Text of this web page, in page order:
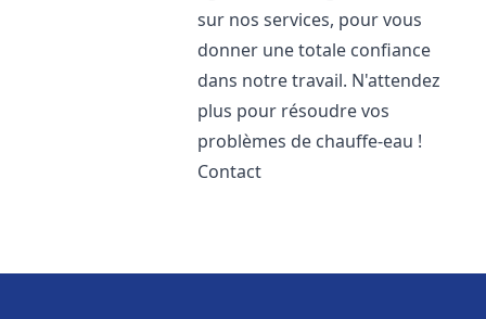
sur nos services, pour vous
donner une totale confiance
dans notre travail. N'attendez
plus pour résoudre vos
problèmes de chauffe-eau !
Contact